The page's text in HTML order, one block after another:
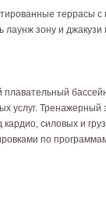
террасы
зону и
услуг.
кардио, силовых и
по